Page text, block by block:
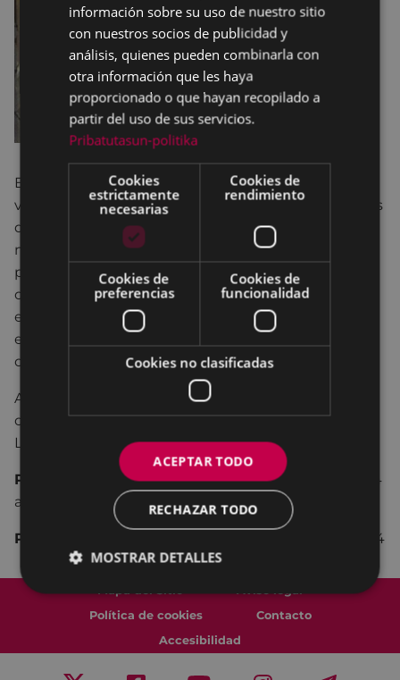
Esta exposición deAldarte
tiene el objetivo de
visibilizar la LGTBIQ+fobia, discriminaciones y delitos
de odio que pueda promover un análisis crítico y la
movilización de la ciudadanía en la denuncia y en la
promoción de los derechos LGTBIQ+. Además, nos
ofrece elementos para identificar las causas
estructurales y los impactos de las políticas que
están incidiendo en estas violencias hacia el
colectivo LGTBIQ+.
A su vez, se ha querido recoger las claves para la
creación de estrategias con el fin de erradicar la
LGTBIQ+FOBIA.
Presentación de la exposición: 18 de abril del 2024
a las 18:00.
Plazo: Del 19 de abril del 2024 al 8 de mayo del 2024
Mapa del Sitio
Aviso legal
Política de cookies
Contacto
Accesibilidad
información sobre su uso de nuestro sitio
con nuestros socios de publicidad y
análisis, quienes pueden combinarla con
otra información que les haya
proporcionado o que hayan recopilado a
partir del uso de sus servicios.
Pribatutasun-politika
Cookies
estrictamente
necesarias
Cookies de
rendimiento
Cookies de
preferencias
Cookies de
funcionalidad
Cookies no clasificadas
ACEPTAR TODO
RECHAZAR TODO
MOSTRAR DETALLES